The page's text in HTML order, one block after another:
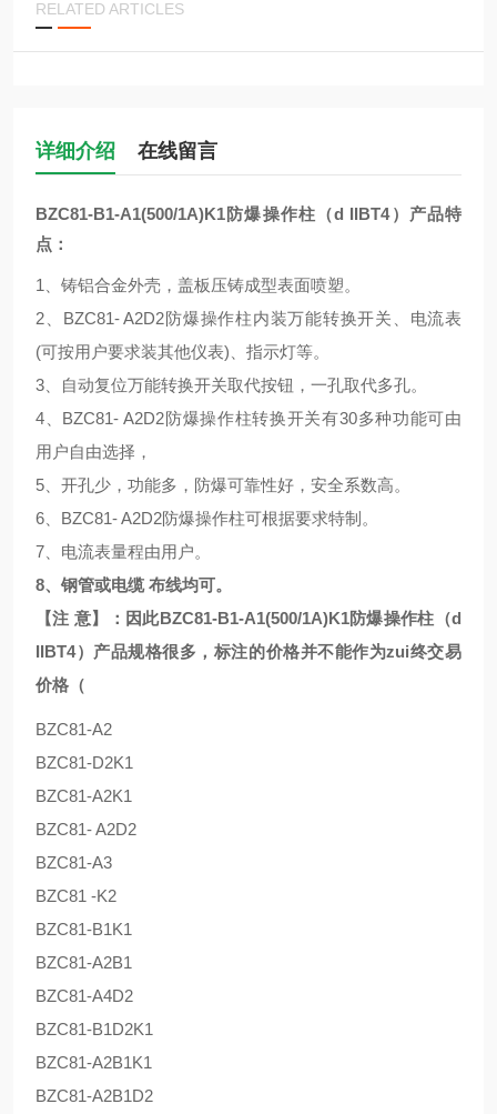
RELATED ARTICLES
详细介绍 在线留言
BZC81-B1-A1(500/1A)K1防爆操作柱（d IIBT4） 产品特
点：
1、铸铝合金外壳，盖板压铸成型表面喷塑。
2、BZC81- A2D2防爆操作柱内装万能转换开关、电流表
(可按用户要求装其他仪表)、指示灯等。
3、自动复位万能转换开关取代按钮，一孔取代多孔。
4、BZC81- A2D2防爆操作柱转换开关有30多种功能可由
用户自由选择，
5、开孔少，功能多，防爆可靠性好，安全系数高。
6、BZC81- A2D2防爆操作柱可根据要求特制。
7、电流表量程由用户。
8、钢管或电缆 布线均可。
【注 意】：因此BZC81-B1-A1(500/1A)K1防爆操作柱（d
IIBT4）产品规格很多，标注的价格并不能作为zui终交易
价格（
BZC81-A2
BZC81-D2K1
BZC81-A2K1
BZC81- A2D2
BZC81-A3
BZC81 -K2
BZC81-B1K1
BZC81-A2B1
BZC81-A4D2
BZC81-B1D2K1
BZC81-A2B1K1
BZC81-A2B1D2